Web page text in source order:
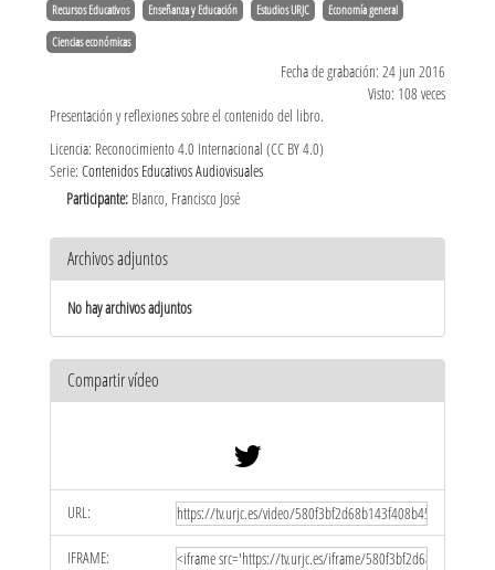
Recursos Educativos Enseñanza y Educación Estudios URJC Economía general
Ciencias económicas
Fecha de grabación: 24 jun 2016
Visto: 108 veces
Presentación y reflexiones sobre el contenido del libro.
Licencia: Reconocimiento 4.0 Internacional (CC BY 4.0)
Serie: Contenidos Educativos Audiovisuales
Participante: Blanco, Francisco José
Archivos adjuntos
No hay archivos adjuntos
Compartir vídeo
URL:
IFRAME: